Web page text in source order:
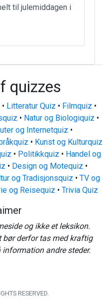
til julemiddagen i
quizzes
• Litteratur Quiz • Filmquiz •
• Natur og Biologiquiz •
og Internetquiz •
• Kunst og Kulturquiz
• Politikkquiz • Handel og
• Design og Motequiz •
og Tradisjonsquiz • TV og
og Reisequiz • Trivia Quiz
og ikke et leksikon.
derfor tas med kraftig
andre steder.
RESERVED.